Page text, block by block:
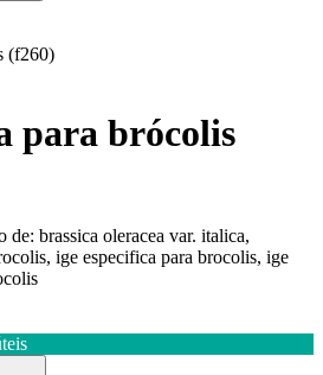
(f260)
para brócolis
de: brassica oleracea var. italica,
ige especifica para brocolis, ige